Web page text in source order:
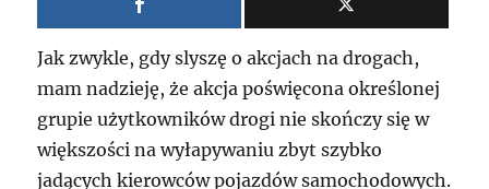
Jak zwykle, gdy slyszę o akcjach na drogach,
mam nadzieję, że akcja poświęcona określonej
grupie użytkowników drogi nie skończy się w
większości na wyłapywaniu zbyt szybko
jadących kierowców pojazdów samochodowych.